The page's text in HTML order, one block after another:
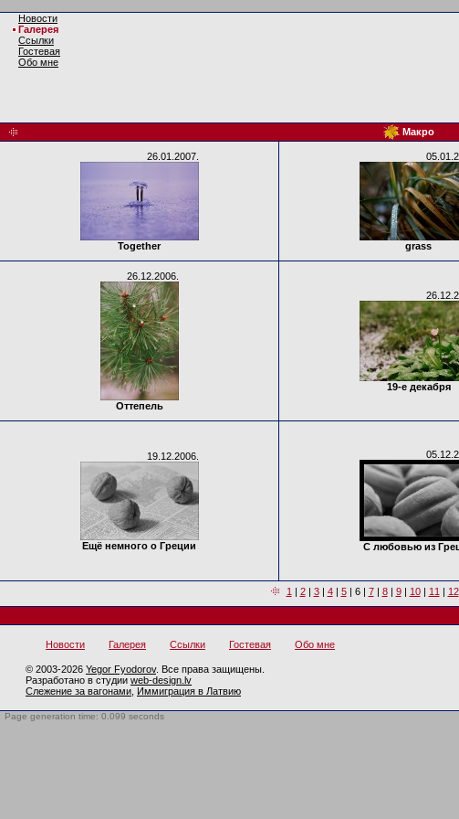
Новости
Галерея
Ссылки
Гостевая
Обо мне
Макро
26.01.2007.
Together grass
26.12.2006.
Оттепель
19-е декабря
19.12.2006.
Ещё немного о Греции С любовью из
1 | 2| 3| 4| 5| 6 | 7| 8| 9| 10| 11 | 12
Новости Галерея Ссылки Гостевая Обо мне
© 2003-2026 Yegor Fyodorov. Все права защищены.
Разработано в студии web-design.lv
Слежение за вагонами Иммиграция в Латвию
Page generation time: 0.099 seconds